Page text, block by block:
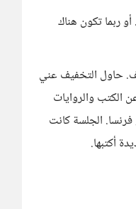
ربما تكون هناك
حاول التخفيف عني
الكتب والروايات
الجلسة كانت
أكتبها.